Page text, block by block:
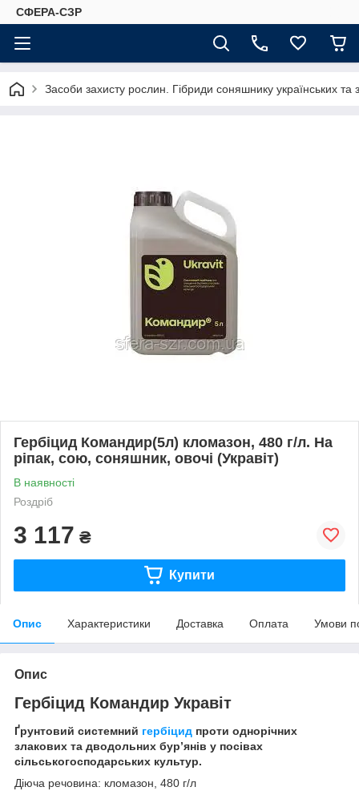
СФЕРА-СЗР
Засоби захисту рослин. Гібриди соняшнику українських та
Гербіцид Командир(5л) кломазон, 480 г/л. На
ріпак, сою, соняшник, овочі (Укравіт)
В наявності
Роздріб
3 117 ₴
Купити
Опис Характеристики Доставка Оплата Умови
Опис
Гербіцид Командир Укравіт
Ґрунтовий системний гербіцид проти однорічних
злакових та дводольних бур’янів у посівах
сільськогосподарських культур.
Діюча речовина: кломазон, 480 г/л